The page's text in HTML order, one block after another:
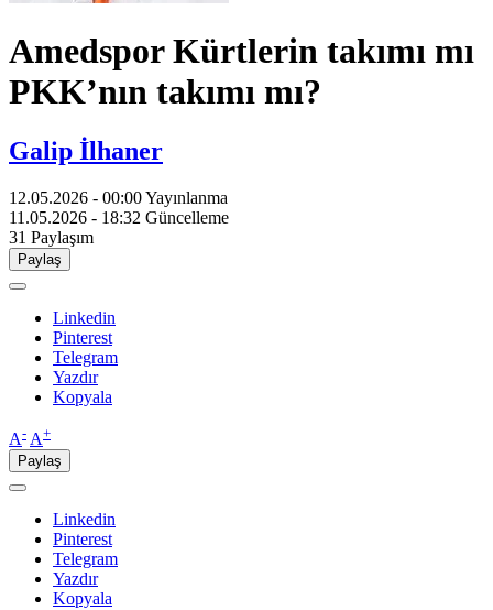
Amedspor Kürtlerin takımı mı
PKK’nın takımı mı?
Galip İlhaner
12.05.2026 - 00:00Yayınlanma
11.05.2026 - 18:32 Güncelleme
31 Paylaşım
Paylaş
Linkedin
Pinterest
Telegram
Yazdır
Kopyala
A- A+
Paylaş
Linkedin
Pinterest
Telegram
Yazdır
Kopyala